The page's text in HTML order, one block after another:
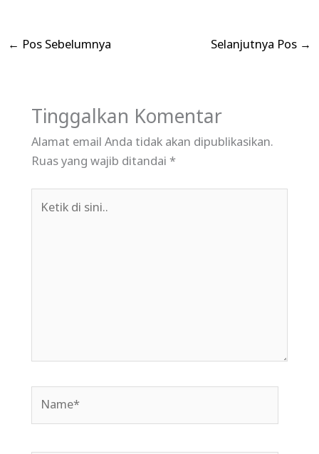
← Pos Sebelumnya Selanjutnya Pos →
Tinggalkan Komentar
Alamat email Anda tidak akan dipublikasikan.
Ruas yang wajib ditandai *